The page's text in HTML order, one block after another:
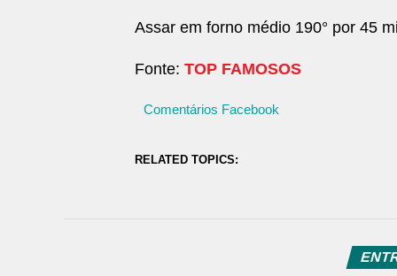
Assar em forno médio 190° por 45
Fonte: TOP FAMOSOS
Comentários Facebook
RELATED TOPICS: